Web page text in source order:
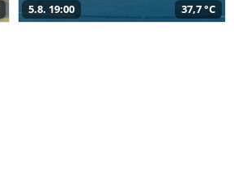
5.8. 19:00 37,7 °C